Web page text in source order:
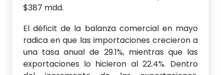
$387 mdd.
El déficit de la balanza comercial en mayo
radica en que las importaciones crecieron a
una tasa anual de 29.1%, mientras que las
exportaciones lo hicieron al 22.4%. Dentro